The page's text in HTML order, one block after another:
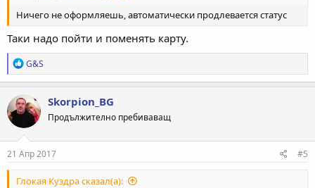
Ничего не оформляешь, автоматически продлевается статус
Таки надо пойти и поменять карту.
Р
е
а
к
ц
и
:
G&S
Skorpion_BG
Продължително пребиваващ
21 Апр 2017 #5
Глокая Куздра сказал(а):